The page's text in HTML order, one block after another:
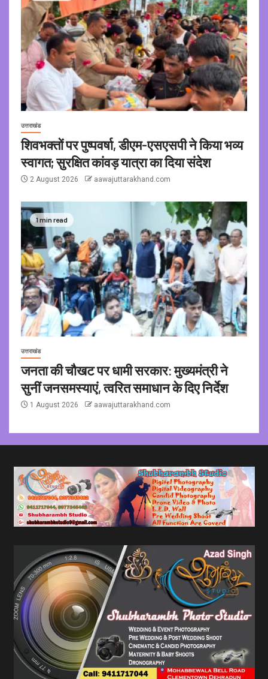
उत्तराखंड
शिवभक्तों पर पुष्पवर्षा, डीएम-एसएसपी ने किया भव्य
स्वागत; सुरक्षित कांवड़ यात्रा का दिया संदेश
2 August 2026 aawajuttarakhand.com
1 min read
उत्तराखंड
जनता की चौखट पर धामी सरकार: मुख्यमंत्री ने
सुनीं जनसमस्याएं, त्वरित समाधान के दिए निर्देश
1 August 2026 aawajuttarakhand.com